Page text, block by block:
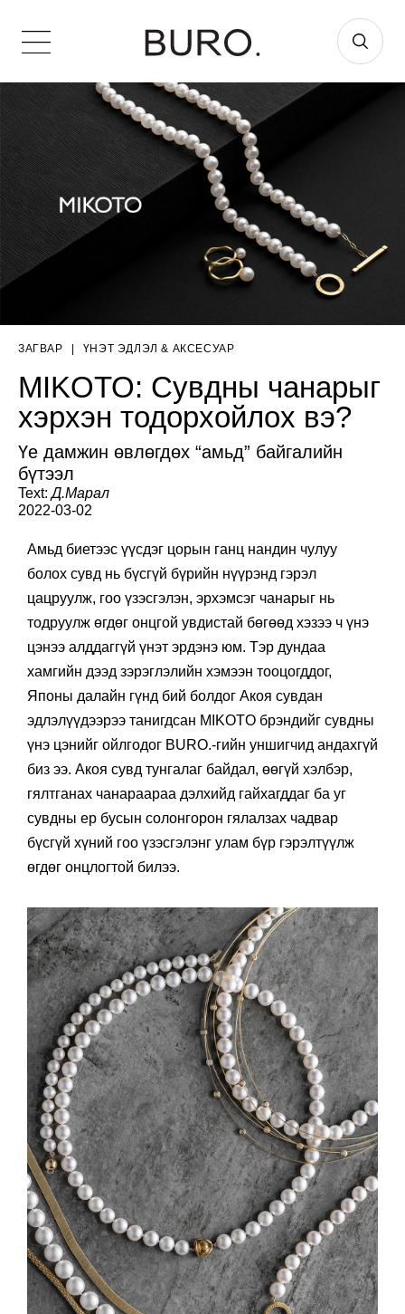
ЗАГВАР ҮНЭТ ЭДЛЭЛ & АКСЕСУАР
MIKOTO: Сувдны чанарыг
хэрхэн тодорхойлох вэ?
Үе дамжин өвлөгдөх “амьд” байгалийн
бүтээл
Text:Д.Марал
2022-03-02
Амьд биетээс үүсдэг цорын ганц нандин чулуу
болох сувд нь бүсгүй бүрийн нүүрэнд гэрэл
цацруулж, гоо үзэсгэлэн, эрхэмсэг чанарыг нь
тодруулж өгдөг онцгой увдистай бөгөөд хэзээ ч үнэ
цэнээ алддаггүй үнэт эрдэнэ юм. Тэр дундаа
хамгийн дээд зэрэглэлийн хэмээн тооцогддог,
Японы далайн гүнд бий болдог Акоя сувдан
эдлэлүүдээрээ танигдсан MIKOTO брэндийг сувдны
үнэ цэнийг ойлгодог BURO.-гийн уншигчид андахгүй
биз ээ. Акоя сувд тунгалаг байдал, өөгүй хэлбэр,
гялтганах чанараараа дэлхийд гайхагддаг ба уг
сувдны ер бусын солонгорон гялалзах чадвар
бүсгүй хүний гоо үзэсгэлэнг улам бүр гэрэлтүүлж
өгдөг онцлогтой билээ.